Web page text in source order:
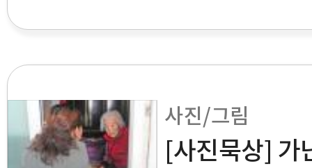
사진/그림
[사진묵상] 가